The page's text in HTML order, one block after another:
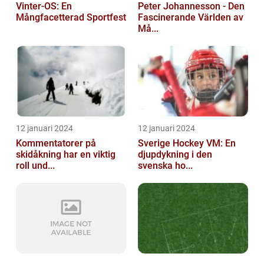
Vinter-OS: En
Mångfacetterad Sportfest
Peter Johannesson - Den
Fascinerande Världen av
Må...
12 januari 2024
Kommentatorer på
skidåkning har en viktig
roll und...
12 januari 2024
Sverige Hockey VM: En
djupdykning i den
svenska ho...